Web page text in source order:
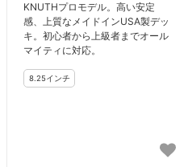
KNUTHプロモデル。高い安定
感、上質なメイドインUSA製デッ
キ。初心者から上級者までオール
マイティに対応。